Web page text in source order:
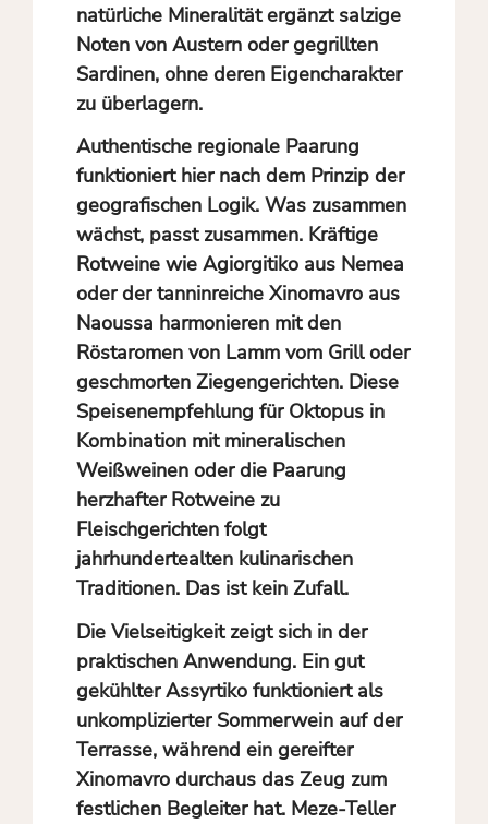
natürliche Mineralität ergänzt salzige
Noten von Austern oder gegrillten
Sardinen, ohne deren Eigencharakter
zu überlagern.
Authentische regionale Paarung
funktioniert hier nach dem Prinzip der
geografischen Logik. Was zusammen
wächst, passt zusammen. Kräftige
Rotweine wie Agiorgitiko aus Nemea
oder der tanninreiche Xinomavro aus
Naoussa harmonieren mit den
Röstaromen von Lamm vom Grill oder
geschmorten Ziegengerichten. Diese
Speisenempfehlung für Oktopus in
Kombination mit mineralischen
Weißweinen oder die Paarung
herzhafter Rotweine zu
Fleischgerichten folgt
jahrhundertealten kulinarischen
Traditionen. Das ist kein Zufall.
Die Vielseitigkeit zeigt sich in der
praktischen Anwendung. Ein gut
gekühlter Assyrtiko funktioniert als
unkomplizierter Sommerwein auf der
Terrasse, während ein gereifter
Xinomavro durchaus das Zeug zum
festlichen Begleiter hat. Meze-Teller